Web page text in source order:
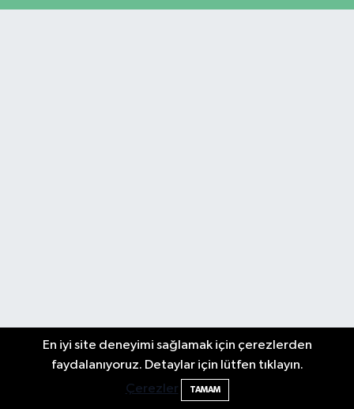
En iyi site deneyimi sağlamak için çerezlerden
faydalanıyoruz. Detaylar için lütfen tıklayın.
Çerezler
TAMAM